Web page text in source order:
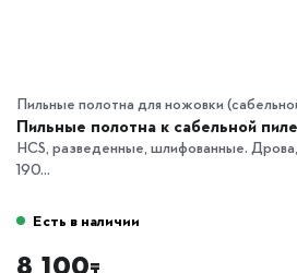
Пильные полотна для ножовки
Пильные полотна к сабельной
HCS, разведенные, шлифованные.
190...
Есть в наличии